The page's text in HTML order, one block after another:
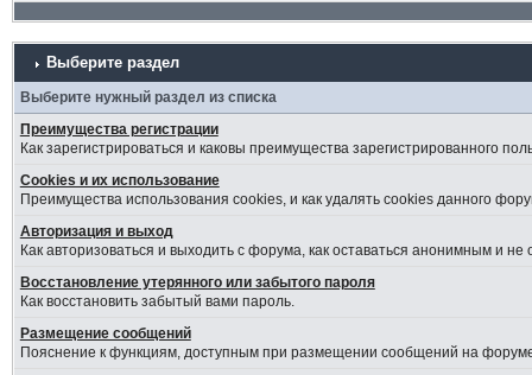
Выберите раздел
Выберите нужный раздел из списка
Преимущества регистрации
Как зарегистрироваться и каковы преимущества зарегистрированного
Cookies и их использование
Преимущества использования cookies, и как удалять cookies данного
Авторизация и выход
Как авторизоваться и выходить с форума, как оставаться анонимным и
Восстановление утерянного или забытого пароля
Как восстановить забытый вами пароль.
Размещение сообщений
Пояснение к функциям, доступным при размещении сообщений на